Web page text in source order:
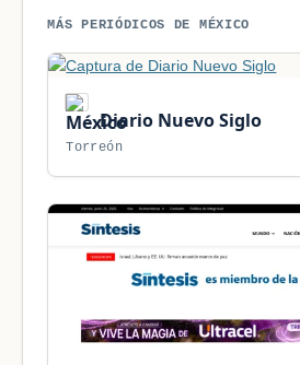
MÁS PERIÓDICOS DE MÉXICO
Diario Nuevo Siglo
Torreón